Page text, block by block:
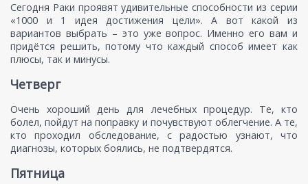
Сегодня Раки проявят удивительные способности из серии
«1000 и 1 идея достижения цели». А вот какой из
вариантов выбрать – это уже вопрос. Именно его вам и
придётся решить, потому что каждый способ имеет как
плюсы, так и минусы.
Четверг
Очень хороший день для лечебных процедур. Те, кто
болел, пойдут на поправку и почувствуют облегчение. А те,
кто проходил обследование, с радостью узнают, что
диагнозы, которых боялись, не подтвердятся.
Пятница